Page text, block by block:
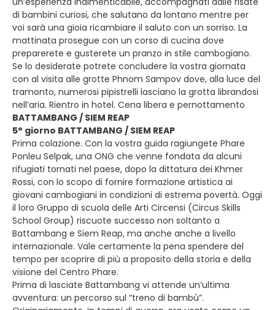
di bambini curiosi, che salutano da lontano mentre per
voi sarà una gioia ricambiare il saluto con un sorriso. La
mattinata prosegue con un corso di cucina dove
preparerete e gusterete un pranzo in stile cambogiano.
Se lo desiderate potrete concludere la vostra giornata
con al visita alle grotte Phnom Sampov dove, alla luce del
tramonto, numerosi pipistrelli lasciano la grotta librandosi
nell’aria. Rientro in hotel. Cena libera e pernottamento
BATTAMBANG / SIEM REAP
5° giorno BATTAMBANG / SIEM REAP
Prima colazione. Con la vostra guida ragiungete Phare
Ponleu Selpak, una ONG che venne fondata da alcuni
rifugiati tornati nel paese, dopo la dittatura dei Khmer
Rossi, con lo scopo di fornire formazione artistica ai
giovani cambogiani in condizioni di estrema povertà. Oggi
il loro Gruppo di scuola delle Arti Circensi (Circus Skills
School Group) riscuote successo non soltanto a
Battambang e Siem Reap, ma anche anche a livello
internazionale. Vale certamente la pena spendere del
tempo per scoprire di più a proposito della storia e della
visione del Centro Phare.
Prima di lasciate Battambang vi attende un’ultima
avventura: un percorso sul “treno di bambù”.